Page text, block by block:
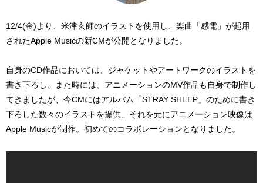
12/4(金)より、米津玄師のイラストを使用し、楽曲「感電」が起用
されたApple Musicの新CMが公開となりました。
自身のCD作品においては、ジャケットやアートワークのイラストを
書き下ろし、また時には、アニメーションのMV作品も自身で制作し
てきましたが、今CMにはアルバム「STRAY SHEEP」のために書き
下ろした数々のイラストを提供、それを元にアニメーション映像は
Apple Musicが制作。初めてのコラボレーションとなりました。